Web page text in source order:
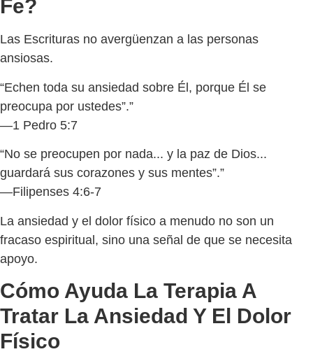
Fe?
Las Escrituras no avergüenzan a las personas
ansiosas.
“Echen toda su ansiedad sobre Él, porque Él se
preocupa por ustedes”.”
—1 Pedro 5:7
“No se preocupen por nada... y la paz de Dios...
guardará sus corazones y sus mentes”.”
—Filipenses 4:6-7
La ansiedad y el dolor físico a menudo no son un
fracaso espiritual, sino una señal de que se necesita
apoyo.
Cómo Ayuda La Terapia A
Tratar La Ansiedad Y El Dolor
Físico